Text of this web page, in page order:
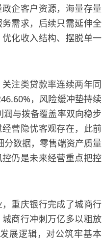
企客户资源，海量存量
需求，后续只需延伸全
化收入结构、摆脱单一
注类贷款率连续两年同
，风险缓冲垫持续
与拨备覆盖率双向稳步
营隐忧客观存在，此前
数据，零售端资产质量
仍是未来经营重点把控
重庆银行完成了城商行
商行冲刺万亿多以粗放
展逻辑，对公筑牢基本